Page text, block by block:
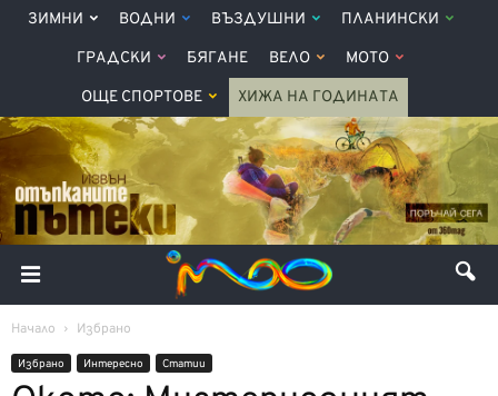
ЗИМНИ ВОДНИ ВЪЗДУШНИ ПЛАНИНСКИ
ГРАДСКИ БЯГАНЕ ВЕЛО МОТО
ОЩЕ СПОРТОВЕ ХИЖА НА ГОДИНАТА
Начало Избрано
Избрано Интерeсно Статии